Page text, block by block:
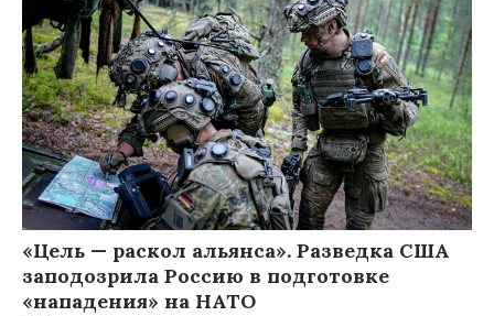
«Цель — раскол альянса». Разведка США
заподозрила Россию в подготовке
«нападения» на НАТО